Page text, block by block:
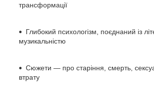
трансформації
Глибокий психологізм, поєднаний із
музикальністю
Сюжети — про старіння, смерть,
втрату